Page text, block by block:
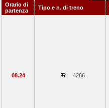
Orario di
partenza
Tipo e n. di treno
08.24 4286